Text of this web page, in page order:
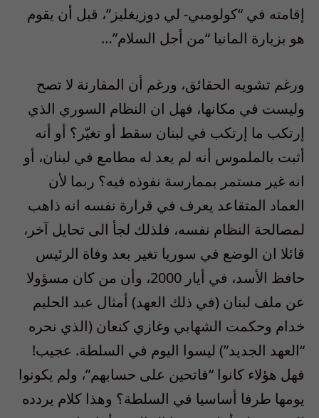
إقامته في “كولومبي- لي دوزيغليز”، قبل أن يقوم
هو بزيارة المانيا “من أجل السلام”…
ورغم تشويه الحقائق، ورغم أن المقارنة لا تصح
وليست في مكانها، فهل ان النظام السوري الذي
إرتكب ما إرتكب في لبنان سقط أو تغيّر؟ أو أنه
أثبت بالملموس أنه لم يعد له مطامع في لبنان، أو
انه غير مستمر بممارسة نفوذه فيه؟ ربما لأن
العماد المتقاعد يعرف في قرارة نفسه انه ذاهب
لمصالحة النظام نفسه، فلذلك لجأ الى تحايل آخر،
قائلا ان الوضع في سوريا تغير بعد وفاة الرئيس
حافظ الأسد، في أيار 2000، وأن من كان مسؤولا
عن ملف لبنان (في ذلك العهد) أمثال عبد الحليم
خدام وحكمت الشهابي وغازي كنعان (الذي نحره
“العهد الجديد”) ليسوا اليوم في السلطة. عجيب!
فهل هؤلاء كانوا “فاتحين على حسابهم”، ولم يكونوا
يومها طرفا أساسيا في السلطة؟ وهذا كلام يردده